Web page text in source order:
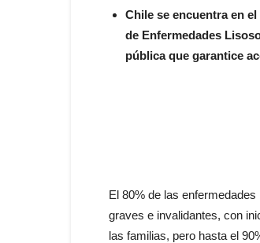
Chile se encuentra en
de Enfermedades
pública que garantice
El 80% de las
graves e invalidantes, con
las familias, pero hasta el